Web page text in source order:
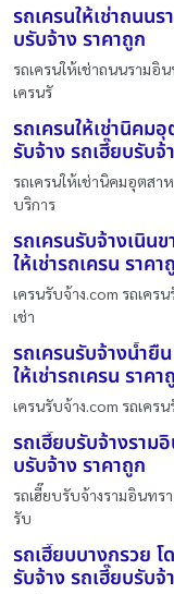
รถเครนให้เช่าถนน
บรับจ้าง ราคาถูก
รถเครนให้เช่าถนนรามอิ
เครนรั
รถเครนให้เช่านิคม
รับจ้าง รถเฮี๊ยบรับจ้
รถเครนให้เช่านิคมอุตสา
บริการ
รถเครนรับจ้างเนิน
ให้เช่ารถเครน ราคา
เครนรับจ้าง.com รถเคร
เช่า
รถเครนรับจ้างน้ำยื
ให้เช่ารถเครน ราคา
เครนรับจ้าง.com รถเคร
รถเฮี๊ยบรับจ้างราม
บรับจ้าง ราคาถูก
รถเฮี๊ยบรับจ้างรามอินทร
รับ
รถเฮี๊ยบบางกรวย
รับจ้าง รถเฮี๊ยบรับจ้